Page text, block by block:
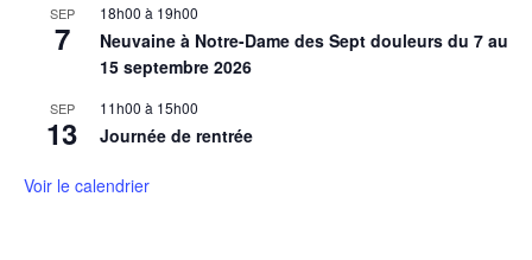
SEP
7
18h00 à 19h00
Neuvaine à Notre-Dame des Sept douleurs du 7 au
15 septembre 2026
SEP
13
11h00 à 15h00
Journée de rentrée
Voir le calendrier